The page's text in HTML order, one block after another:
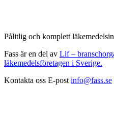
Pålitlig och komplett
Fass är en del av Lif –
läkemedelsföretagen i Sverige.
Kontakta oss E-post info@fass.se